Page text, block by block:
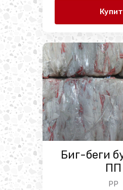
Биг-беги
ПП
PP